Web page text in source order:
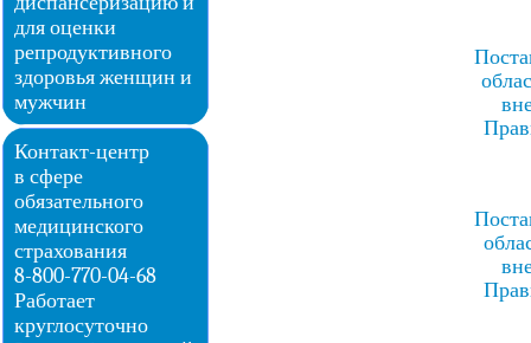
для оценки
репродуктивного
здоровья женщин и
мужчин
Контакт-центр
в сфере
обязательного
медицинского
страхования
8-800-770-04-68
Работает
круглосуточно